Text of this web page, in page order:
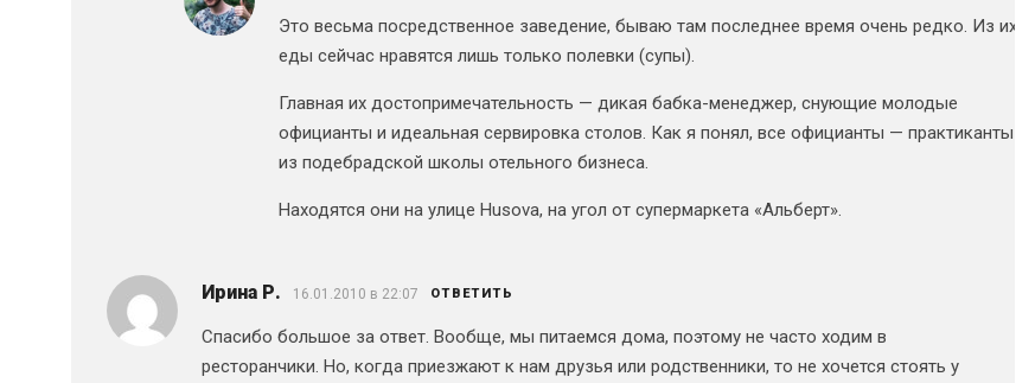
Это весьма посредственное заведение, бываю там последнее время очень редко. Из их
еды сейчас нравятся лишь только полевки (супы).
Главная их достопримечательность — дикая бабка-менеджер, снующие молодые
официанты и идеальная сервировка столов. Как я понял, все официанты — практиканты
из подебрадской школы отельного бизнеса.
Находятся они на улице Husova, на угол от супермаркета «Альберт».
Ирина Р. 16.01.2010 в 22:07 ОТВЕТИТЬ
Спасибо большое за ответ. Вообще, мы питаемся дома, поэтому не часто ходим в
ресторанчики. Но, когда приезжают к нам друзья или родственники, то не хочется стоять у